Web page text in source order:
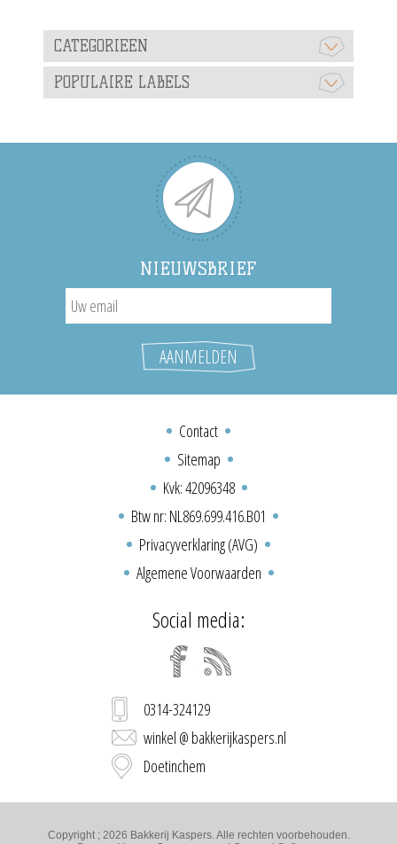
CATEGORIEEN
POPULAIRE LABELS
NIEUWSBRIEF
Contact
Sitemap
Kvk: 42096348
Btw nr: NL869.699.416.B01
Privacyverklaring (AVG)
Algemene Voorwaarden
Social media:
0314-324129
winkel @ bakkerijkaspers.nl
Doetinchem
Copyright ; 2026 Bakkerij Kaspers. Alle rechten voorbehouden.